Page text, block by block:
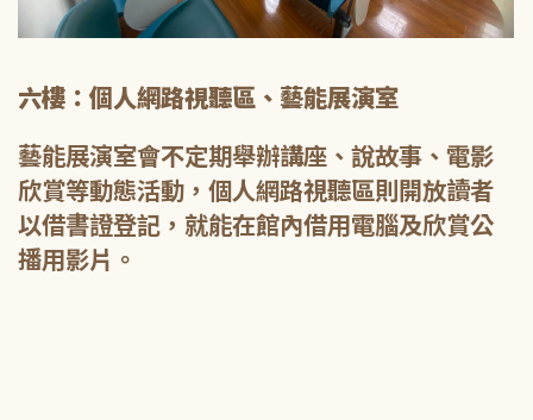
六樓：個人網路視聽區、藝能展演室
藝能展演室會不定期舉辦講座、說故事、電影
欣賞等動態活動，個人網路視聽區則開放讀者
以借書證登記，就能在館內借用電腦及欣賞公
播用影片。